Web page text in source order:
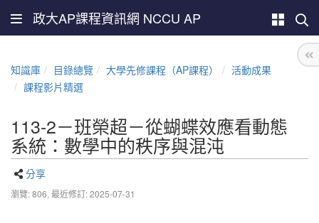
政大AP課程資訊網 NCCU AP
知識庫 目錄總覽 大學先修課程（AP課程）
活動成果
課程影片精選
113-2－班榮超－從蝴蝶效應看動態
系統：數學中的秩序與混沌
分享
瀏覽: 806, 最近修訂: 2025-07-31